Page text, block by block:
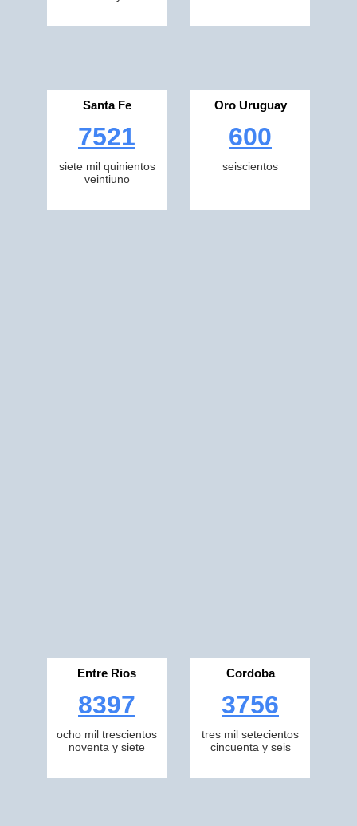
Santa Fe
7521
siete mil quinientos
veintiuno
Oro Uruguay
600
seiscientos
Entre Rios
8397
ocho mil trescientos
noventa y siete
Cordoba
3756
tres mil setecientos
cincuenta y seis